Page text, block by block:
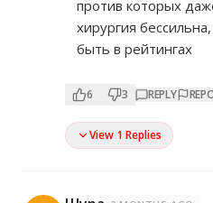
против которых
хирургия
быть в рейтингах
6 3 REPLY
View 1 Replies